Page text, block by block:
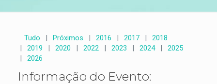
Tudo Próximos 2016 2017
2018
2019
2020 2022 2023 2024
2025
2026
Informação do Evento: